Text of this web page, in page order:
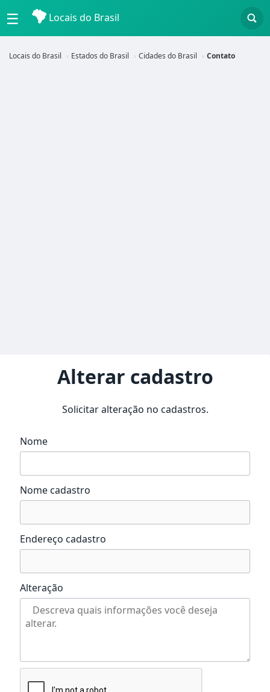
☰ Locais do Brasil
Locais do Brasil Estados do Brasil Cidades do Brasil Contato
Alterar cadastro
Solicitar alteração no cadastros.
Nome
Nome cadastro
Endereço cadastro
Alteração